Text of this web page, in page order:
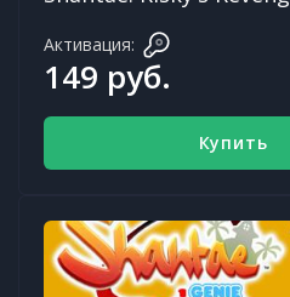
Активация:
149 руб.
Купить